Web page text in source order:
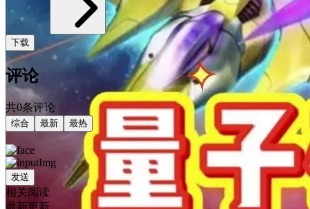
下载
评论
共0条评论
综合 最新 最热
发送
相关阅读
最新更新